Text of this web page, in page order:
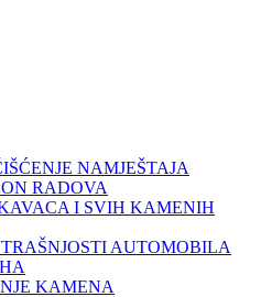
NAMJEŠTAJA
RADOVA
I SVIH KAMENIH
AUTOMOBILA
KAMENA